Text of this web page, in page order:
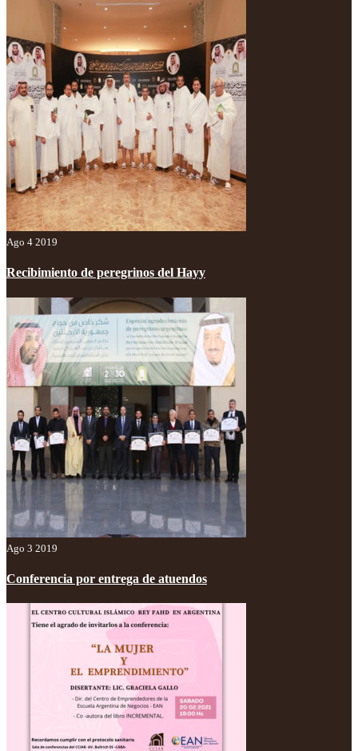
Ago 4 2019
Recibimiento de peregrinos del Hayy
Ago 3 2019
Conferencia por entrega de atuendos